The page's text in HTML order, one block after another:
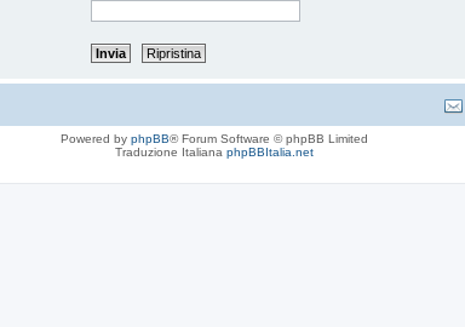
Powered by phpBB® Forum Software © phpBB Limited
Traduzione Italiana phpBBItalia.net